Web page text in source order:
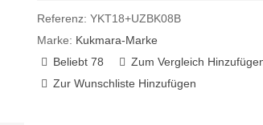
Referenz: YKT18+UZBK08B
Marke: Kukmara-Marke
Beliebt 78 Zum Vergleich
Zur Wunschliste Hinzufügen